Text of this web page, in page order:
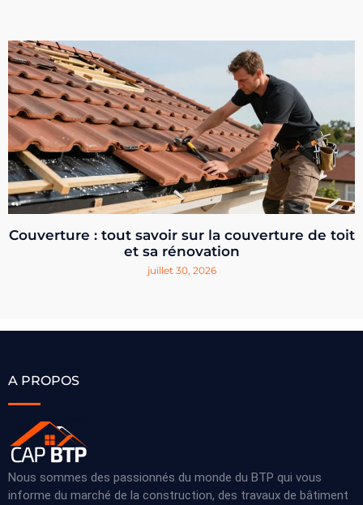
Couverture : tout savoir sur la couverture de toit
et sa rénovation
juillet 30, 2026
A PROPOS
Nous sommes des passionnés du monde du BTP qui vous
informe du marché de la construction, des travaux de bâtiment